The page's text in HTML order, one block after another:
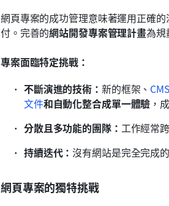
網頁專案的成功管理意味著運用正確
付。完善的網站開發專案管理計畫為規
專案面臨特定挑戰：
不斷演進的技術： 新的框架、
文件和自動化整合成單一體驗 ，
分散且多功能的團隊： 工作經常
持續迭代： 沒有網站是完全完成
網頁專案的獨特挑戰